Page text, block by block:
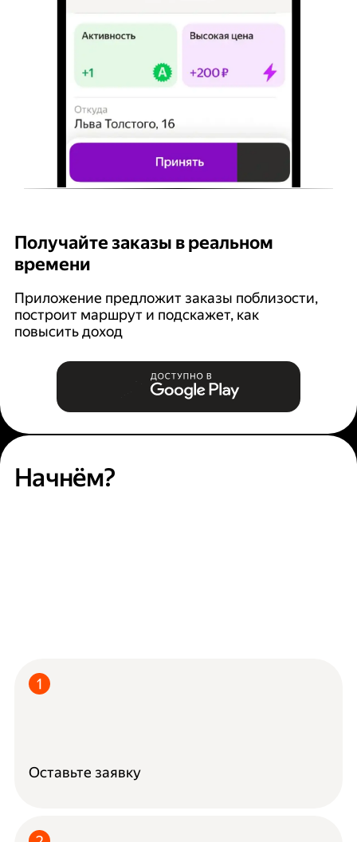
Получайте заказы в реальном
времени
Приложение предложит заказы поблизости,
построит маршрут и подскажет, как
повысить доход
Начнём?
Оставьте заявку